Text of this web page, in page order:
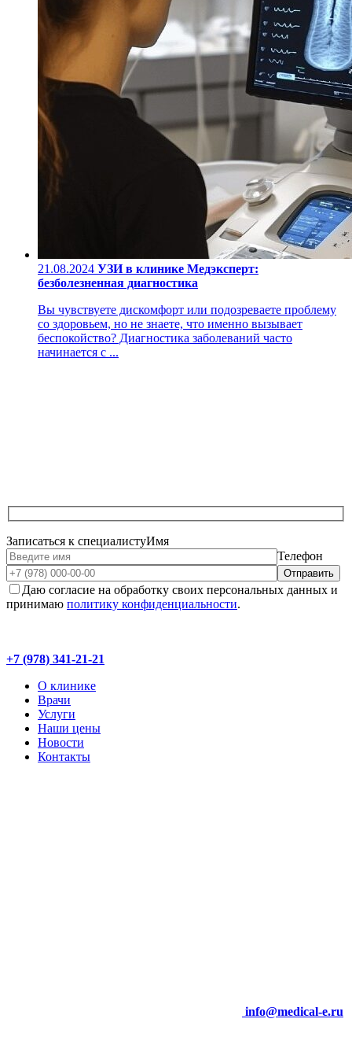
21.08.2024 УЗИ в клинике Медэксперт:
безболезненная диагностика
Вы чувствуете дискомфорт или подозреваете проблему
со здоровьем, но не знаете, что именно вызывает
беспокойство? Диагностика заболеваний часто
начинается с ...
Записаться к специалистуИмя
Телефон
Даю согласие на обработку своих персональных данных и
принимаю политику конфиденциальности.
+7 (978) 341-21-21
О клинике
Врачи
Услуги
Наши цены
Новости
Контакты
info@medical-e.ru